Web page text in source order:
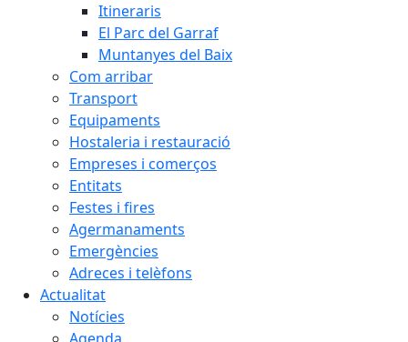
Itineraris
El Parc del Garraf
Muntanyes del Baix
Com arribar
Transport
Equipaments
Hostaleria i restauració
Empreses i comerços
Entitats
Festes i fires
Agermanaments
Emergències
Adreces i telèfons
Actualitat
Notícies